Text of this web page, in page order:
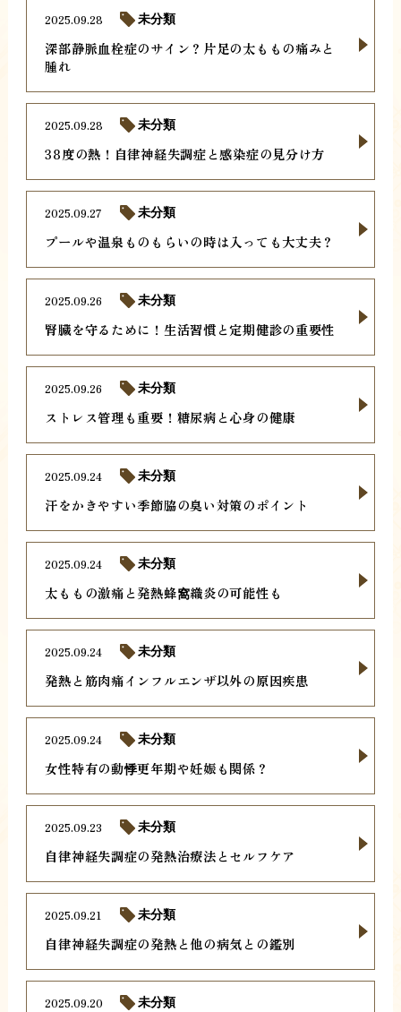
深部静脈血栓症のサイン？片足の太ももの痛みと
腫れ
2025.09.28 未分類
38度の熱！自律神経失調症と感染症の見分け方
2025.09.28 未分類
プールや温泉ものもらいの時は入っても大丈夫？
2025.09.27 未分類
腎臓を守るために！生活習慣と定期健診の重要性
2025.09.26 未分類
ストレス管理も重要！糖尿病と心身の健康
2025.09.26 未分類
汗をかきやすい季節脇の臭い対策のポイント
2025.09.24 未分類
太ももの激痛と発熱蜂窩織炎の可能性も
2025.09.24 未分類
発熱と筋肉痛インフルエンザ以外の原因疾患
2025.09.24 未分類
女性特有の動悸更年期や妊娠も関係？
2025.09.24 未分類
自律神経失調症の発熱治療法とセルフケア
2025.09.23 未分類
自律神経失調症の発熱と他の病気との鑑別
2025.09.21 未分類
2025.09.20 未分類